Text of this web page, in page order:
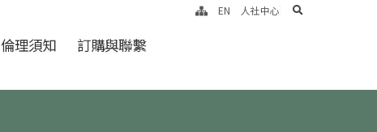
倫理須知 訂購與聯繫
EN 人社中心 search